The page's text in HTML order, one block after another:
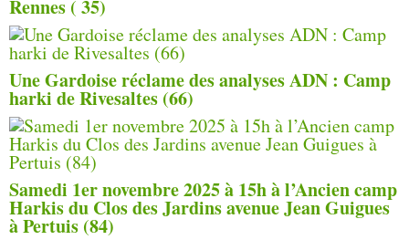
Rennes ( 35)
Une Gardoise réclame des analyses ADN : Camp
harki de Rivesaltes (66)
Samedi 1er novembre 2025 à 15h à l’Ancien camp
Harkis du Clos des Jardins avenue Jean Guigues
à Pertuis (84)